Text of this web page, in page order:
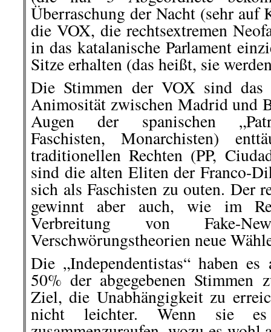
Überraschung der Nacht (sehr auf
die VOX, die rechtsextremen
in das katalanische Parlament
Sitze erhalten (das heißt, sie
Die Stimmen der VOX sind das
Animosität zwischen Madrid und
Augen der spanischen
Faschisten, Monarchisten)
traditionellen Rechten (PP,
sind die alten Eliten der Franco-
sich als Faschisten zu outen. Der
gewinnt aber auch, wie im
Verbreitung von Fake-
Verschwörungstheorien neue
Die „Independentistas“ haben
50% der abgegebenen Stimmen
Ziel, die Unabhängigkeit zu
nicht leichter. Wenn sie